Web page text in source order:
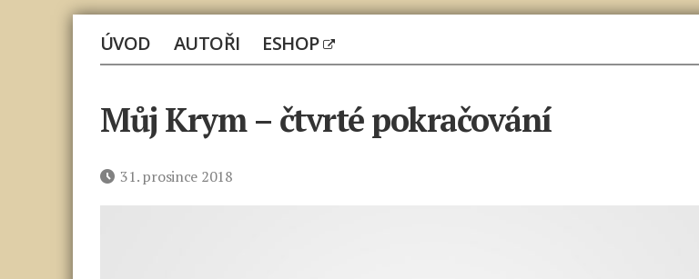
ÚVOD AUTOŘI ESHOP
Můj Krym – čtvrté pokračování
Datum31. prosince 2018